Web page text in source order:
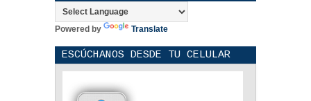
Powered by Translate
ESCÚCHANOS DESDE TU CELULAR